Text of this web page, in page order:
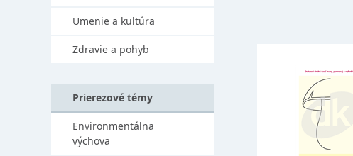
Umenie a kultúra
Zdravie a pohyb
Prierezové témy
Environmentálna
výchova